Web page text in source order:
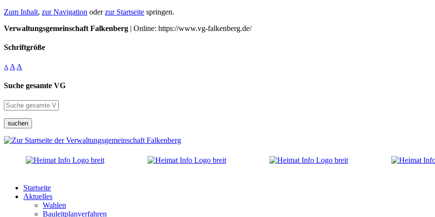
Zum Inhalt, zur Navigation oderzur Startseite springen.
Verwaltungsgemeinschaft Falkenberg | Online: https://www.vg-falkenberg.de/
Schriftgröße
A A A
Suche gesamte VG
suchen
Startseite
Aktuelles
Wahlen
Bauleitplanverfahren